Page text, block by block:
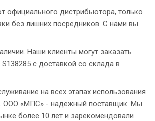
официального дистрибьютора, только
без лишних посредников. С нами вы
Наши клиенты могут заказать
S138285 с доставкой со склада в
на всех этапах использования
ООО «МПС» - надежный поставщик. Мы
более 10 лет и зарекомендовали